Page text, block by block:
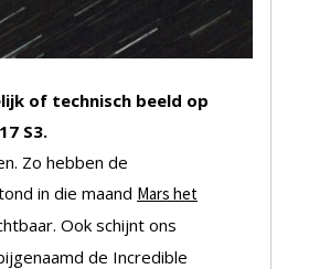
of technisch beeld op
S3.
Zo hebben de
in die maand Mars het
Ook schijnt ons
de Incredible